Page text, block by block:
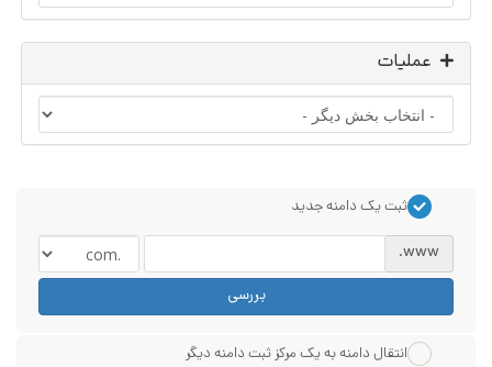
عملیات
ثبت یک دامنه جدید
www.
بررسی
انتقال دامنه به یک مرکز ثبت دامنه دیگر